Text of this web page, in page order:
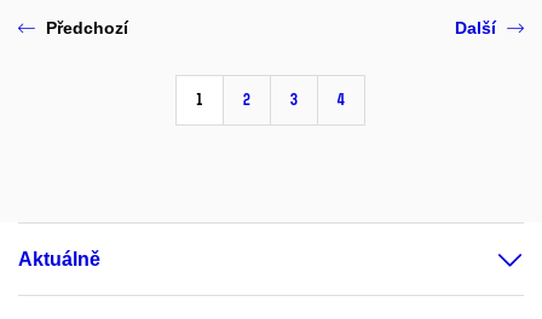
Předchozí
1 2 3 4
Další
Aktuálně